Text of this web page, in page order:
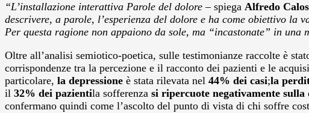
“L’installazione interattiva Parole del dolore – spiega Alfredo
descrivere, a parole, l’esperienza del dolore e ha come obiettivo
Per questa ragione non appaiono da sole, ma “incastonate” in
Oltre all’analisi semiotico-poetica, sulle testimonianze raccolte è
corrispondenze tra la percezione e il racconto dei pazienti e le
particolare, la depressione è stata rilevata nel 44% dei casi;la
il 32% dei pazientila sofferenza si ripercuote negativamente
confermano quindi come l’ascolto del punto di vista di chi soffre